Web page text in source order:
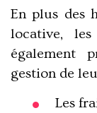
En plus des
locative,
également
gestion de
Les